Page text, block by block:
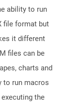
ability to run
file format but
it different
files can be
charts and
to run macros
the